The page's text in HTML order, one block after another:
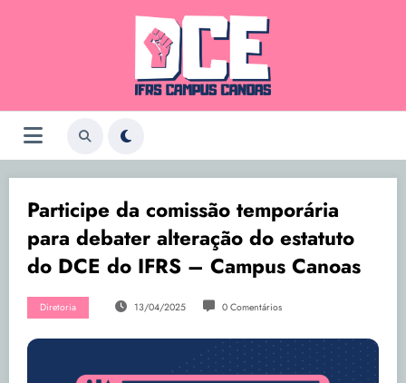
Participe da comissão temporária
para debater alteração do estatuto
do DCE do IFRS – Campus Canoas
Diretoria 13/04/2025 0 Comentários